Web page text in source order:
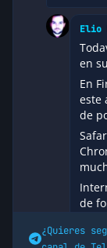
Elio
en
En
este
de
de
¿Quieres